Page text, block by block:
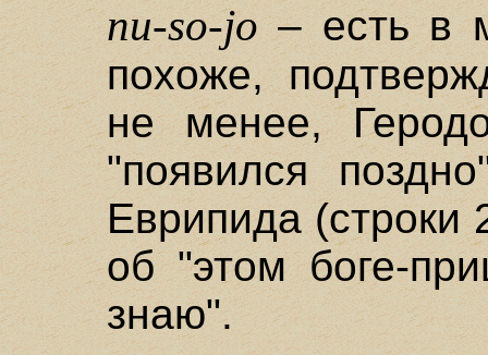
nu-so-jo– есть в
похоже,
не менее,
"появился
Еврипида (строки
об "этом боге-
знаю".